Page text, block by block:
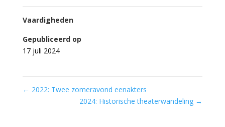
Vaardigheden
Gepubliceerd op
17 juli 2024
← 2022: Twee zomeravond eenakters
2024: Historische theaterwandeling →